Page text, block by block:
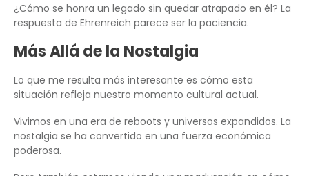
¿Cómo se honra un legado sin quedar atrapado en él? La
respuesta de Ehrenreich parece ser la paciencia.
Más Allá de la Nostalgia
Lo que me resulta más interesante es cómo esta
situación refleja nuestro momento cultural actual.
Vivimos en una era de reboots y universos expandidos. La
nostalgia se ha convertido en una fuerza económica
poderosa.